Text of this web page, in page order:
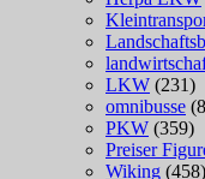
LKW (231)
omnibusse
PKW (359)
Preiser
Wiking (458)